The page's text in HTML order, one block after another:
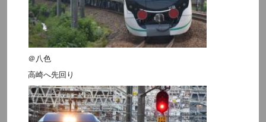
＠八色
高崎へ先回り